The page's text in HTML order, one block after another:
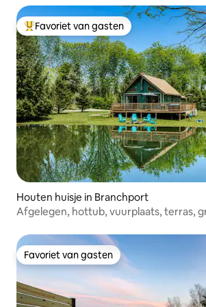
Topfavoriet van gasten
Favoriet van gasten
Houten huisje in Branchport
Afgelegen, hottub, vuurplaats, terras,
Favoriet van gasten
Favoriet van gasten